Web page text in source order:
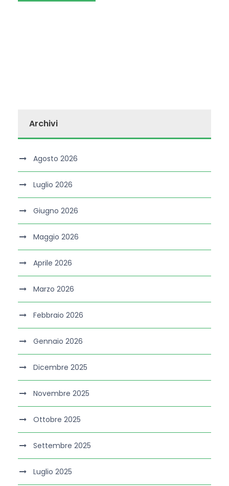
Archivi
Agosto 2026
Luglio 2026
Giugno 2026
Maggio 2026
Aprile 2026
Marzo 2026
Febbraio 2026
Gennaio 2026
Dicembre 2025
Novembre 2025
Ottobre 2025
Settembre 2025
Luglio 2025